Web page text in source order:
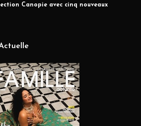
Canopie avec cinq nouveaux